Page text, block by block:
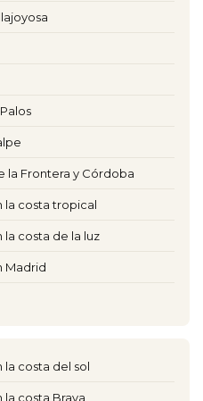
la Frontera y Córdoba
la costa tropical
la costa de la luz
Madrid
la costa del sol
la costa Brava